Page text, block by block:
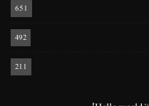
651
492
211